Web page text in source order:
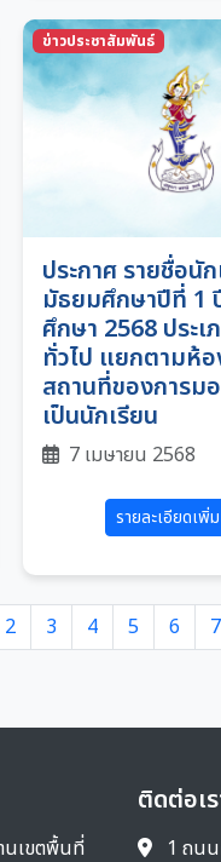
ข่าวประชาสัมพันธ์
ประกาศ รายชื่อนั
มัธยมศึกษาปีที่ 1
ศึกษา 2568 ประเ
ทั่วไป แยกตามห้อ
สถานที่ของการม
เป็นนักเรียน
7 เมษายน 2568
รายละเอียดเพิ่
2 3 4 5 6 7
นเขตพื้นที่
ติดต่อเ
1 ถน